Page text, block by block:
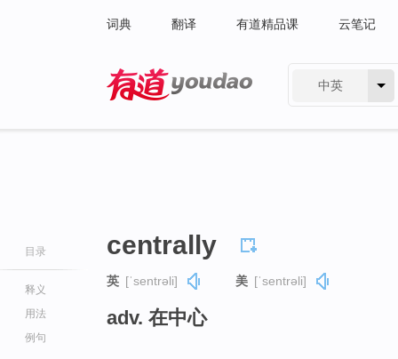
词典 翻译 有道精品课 云笔记
中英
目录
释义
用法
例句
centrally
英 [ˈsentrəli] 美 [ˈsentrəli]
adv. 在中心